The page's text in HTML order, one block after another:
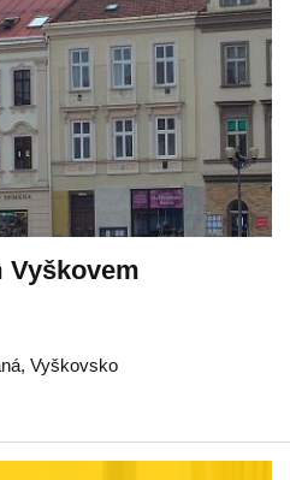
Vyškovem
, Vyškovsko